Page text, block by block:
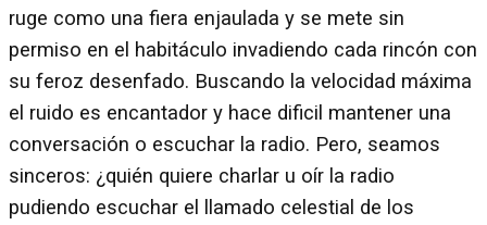
ruge como una fiera enjaulada y se mete sin
permiso en el habitáculo invadiendo cada rincón con
su feroz desenfado. Buscando la velocidad máxima
el ruido es encantador y hace dificil mantener una
conversación o escuchar la radio. Pero, seamos
sinceros: ¿quién quiere charlar u oír la radio
pudiendo escuchar el llamado celestial de los